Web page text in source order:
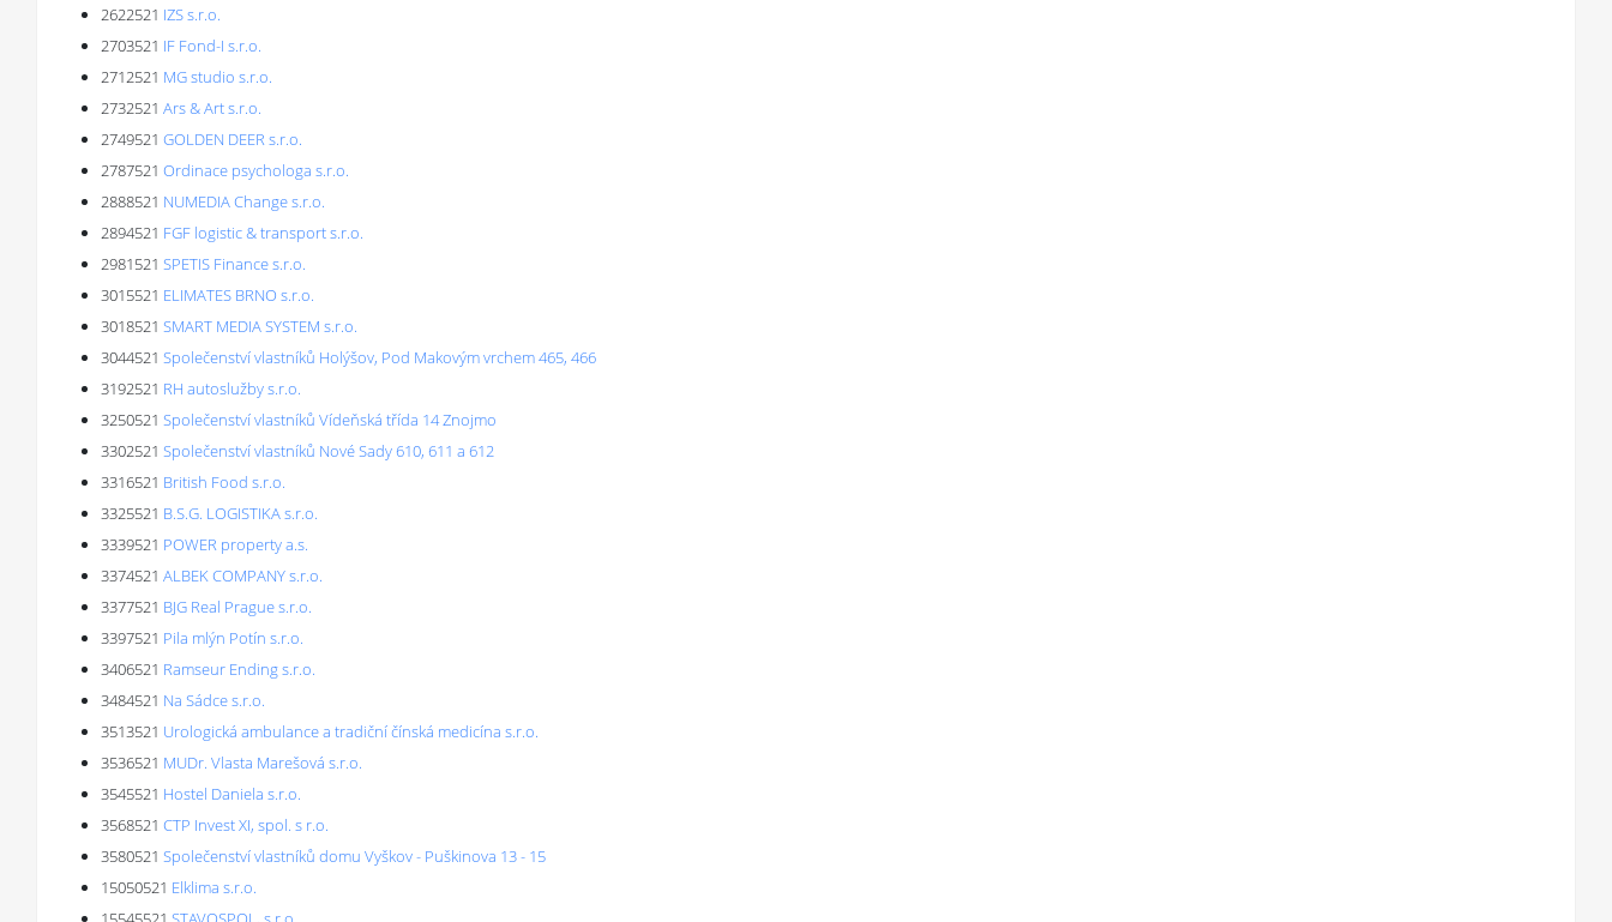
2622521 IZS s.r.o.
2703521 IF Fond-I s.r.o.
2712521 MG studio s.r.o.
2732521 Ars & Art s.r.o.
2749521 GOLDEN DEER s.r.o.
2787521 Ordinace psychologa s.r.o.
2888521 NUMEDIA Change s.r.o.
2894521 FGF logistic & transport s.r.o.
2981521 SPETIS Finance s.r.o.
3015521 ELIMATES BRNO s.r.o.
3018521 SMART MEDIA SYSTEM s.r.o.
3044521 Společenství vlastníků Holýšov, Pod Makovým vrchem 465, 466
3192521 RH autoslužby s.r.o.
3250521 Společenství vlastníků Vídeňská třída 14 Znojmo
3302521 Společenství vlastníků Nové Sady 610, 611 a 612
3316521 British Food s.r.o.
3325521 B.S.G. LOGISTIKA s.r.o.
3339521 POWER property a.s.
3374521 ALBEK COMPANY s.r.o.
3377521 BJG Real Prague s.r.o.
3397521 Pila mlýn Potín s.r.o.
3406521 Ramseur Ending s.r.o.
3484521 Na Sádce s.r.o.
3513521 Urologická ambulance a tradiční čínská medicína s.r.o.
3536521 MUDr. Vlasta Marešová s.r.o.
3545521 Hostel Daniela s.r.o.
3568521 CTP Invest XI, spol. s r.o.
3580521 Společenství vlastníků domu Vyškov - Puškinova 13 - 15
15050521 Elklima s.r.o.